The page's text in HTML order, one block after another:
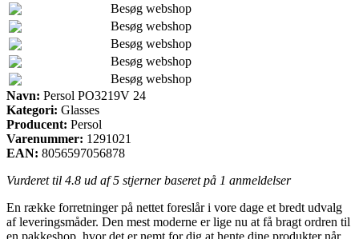
Besøg webshop
Besøg webshop
Besøg webshop
Besøg webshop
Besøg webshop
Navn: Persol PO3219V 24
Kategori: Glasses
Producent: Persol
Varenummer: 1291021
EAN: 8056597056878
Vurderet til 4.8 ud af 5 stjerner baseret på 1 anmeldelser
En række forretninger på nettet foreslår i vore dage et bredt udvalg
af leveringsmåder. Den mest moderne er lige nu at få bragt ordren til
en pakkeshop, hvor det er nemt for dig at hente dine produkter når